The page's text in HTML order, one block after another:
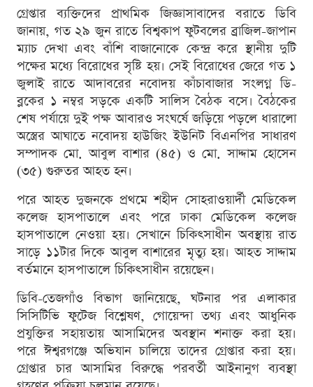
গ্রেপ্তার ব্যক্তিদের প্রাথমিক জিজ্ঞাসাবাদের বরাতে ডিবি
জানায়, গত ২৯ জুন রাতে বিশ্বকাপ ফুটবলের ব্রাজিল-জাপান
ম্যাচ দেখা এবং বাঁশি বাজানোকে কেন্দ্র করে স্থানীয় দুটি
পক্ষের মধ্যে বিরোধের সৃষ্টি হয়। সেই বিরোধের জেরে গত ১
জুলাই রাতে আদাবরের নবোদয় কাঁচাবাজার সংলগ্ন ডি-
ব্লকের ১ নম্বর সড়কে একটি সালিস বৈঠক বসে। বৈঠকের
শেষ পর্যায়ে দুই পক্ষ আবারও সংঘর্ষে জড়িয়ে পড়লে ধারালো
অস্ত্রের আঘাতে নবোদয় হাউজিং ইউনিট বিএনপির সাধারণ
সম্পাদক মো. আবুল বাশার (৪৫) ও মো. সাদ্দাম হোসেন
(৩৫) গুরুতর আহত হন।
পরে আহত দুজনকে প্রথমে শহীদ সোহরাওয়ার্দী মেডিকেল
কলেজ হাসপাতালে এবং পরে ঢাকা মেডিকেল কলেজ
হাসপাতালে নেওয়া হয়। সেখানে চিকিৎসাধীন অবস্থায় রাত
সাড়ে ১১টার দিকে আবুল বাশারের মৃত্যু হয়। আহত সাদ্দাম
বর্তমানে হাসপাতালে চিকিৎসাধীন রয়েছেন।
ডিবি-তেজগাঁও বিভাগ জানিয়েছে, ঘটনার পর এলাকার
সিসিটিভি ফুটেজ বিশ্লেষণ, গোয়েন্দা তথ্য এবং আধুনিক
প্রযুক্তির সহায়তায় আসামিদের অবস্থান শনাক্ত করা হয়।
পরে ঈশ্বরগঞ্জে অভিযান চালিয়ে তাদের গ্রেপ্তার করা হয়।
গ্রেপ্তার চার আসামির বিরুদ্ধে পরবর্তী আইনানুগ ব্যবস্থা